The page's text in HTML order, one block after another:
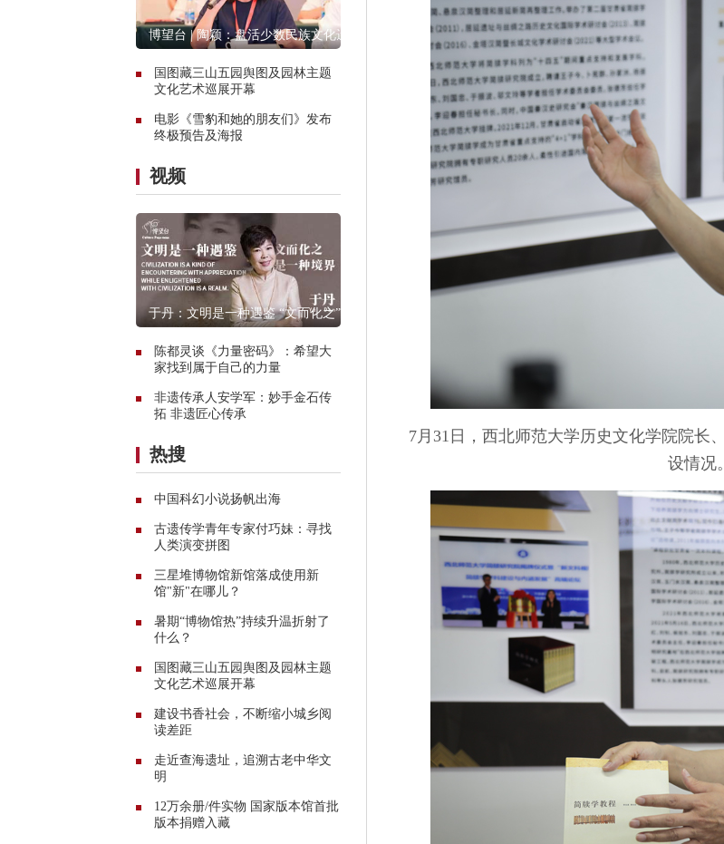
博望台 | 陶颖：盘活少数民族文化遗
国图藏三山五园舆图及园林主题
文化艺术巡展开幕
电影《雪豹和她的朋友们》发布
终极预告及海报
视频
于丹：文明是一种遇鉴 “文而化之”是
陈都灵谈《力量密码》：希望大
家找到属于自己的力量
非遗传承人安学军：妙手金石传
拓 非遗匠心传承
热搜
中国科幻小说扬帆出海
古遗传学青年专家付巧妹：寻找
人类演变拼图
三星堆博物馆新馆落成使用新
馆"新"在哪儿？
暑期“博物馆热”持续升温折射了
什么？
国图藏三山五园舆图及园林主题
文化艺术巡展开幕
建设书香社会，不断缩小城乡阅
读差距
走近查海遗址，追溯古老中华文
明
12万余册/件实物 国家版本馆首批
版本捐赠入藏
7月31日，西北师范大学历史文化学院院长
设情况